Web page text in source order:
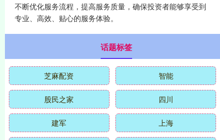
不断优化服务流程，提高服务质量，确保投资者能够享受到
专业、高效、贴心的服务体验。
话题标签
芝麻配资 智能
股民之家 四川
建军 上海